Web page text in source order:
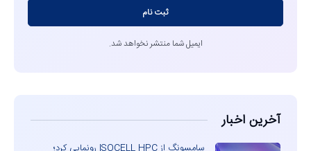
ثبت نام
ایمیل شما منتشر نخواهد شد.
آخرین اخبار